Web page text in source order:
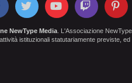
NewType Media. L'Associazione
istituzionali statutariamente previste,